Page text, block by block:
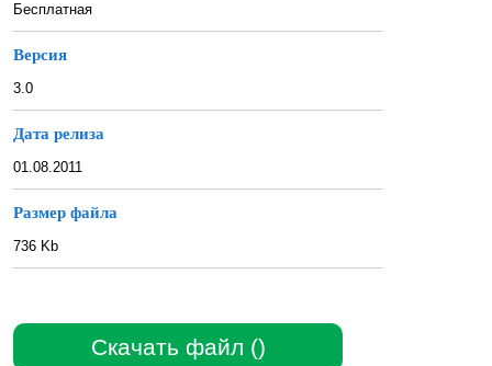
Бесплатная
Версия
3.0
Дата релиза
01.08.2011
Размер файла
736 Kb
Скачать файл ()